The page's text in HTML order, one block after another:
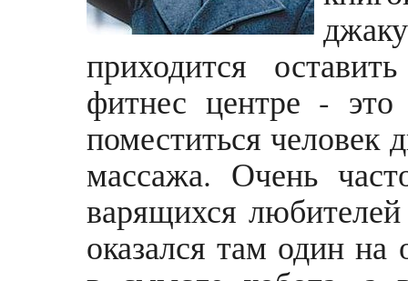
приходится
фитнес центре -
поместиться человек
массажа. Очень
варящихся
оказался там один